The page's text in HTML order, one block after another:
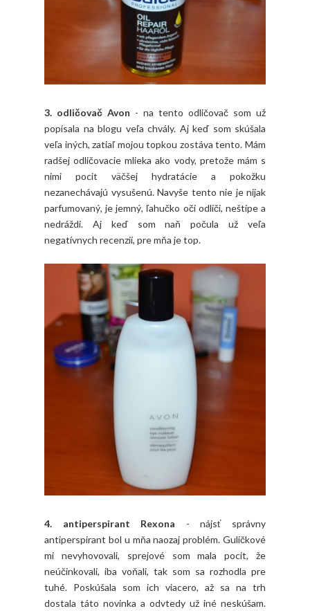
3. odličovač Avon - na tento odličovač som už
popísala na blogu veľa chvály. Aj keď som skúšala
veľa iných, zatiaľ mojou topkou zostáva tento. Mám
radšej odličovacie mlieka ako vody, pretože mám s
nimi pocit väčšej hydratácie a pokožku
nezanechávajú vysušenú. Navyše tento nie je nijak
parfumovaný, je jemný, ľahučko oči odlíči, neštípe a
nedráždi. Aj keď som naň počula už veľa
negatívnych recenzií, pre mňa je top.
4. antiperspirant Rexona - nájsť správny
antiperspirant bol u mňa naozaj problém. Guličkové
mi nevyhovovali, sprejové som mala pocit, že
neúčinkovali, iba voňali, tak som sa rozhodla pre
tuhé. Poskúšala som ich viacero, až sa na trh
dostala táto novinka a odvtedy už iné neskúšam.